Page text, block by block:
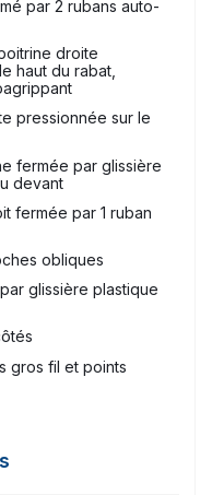
par 2 rubans auto-
droite
haut du rabat,
pressionnée sur le
fermée par glissière
devant
fermée par 1 ruban
obliques
glissière plastique
gros fil et points